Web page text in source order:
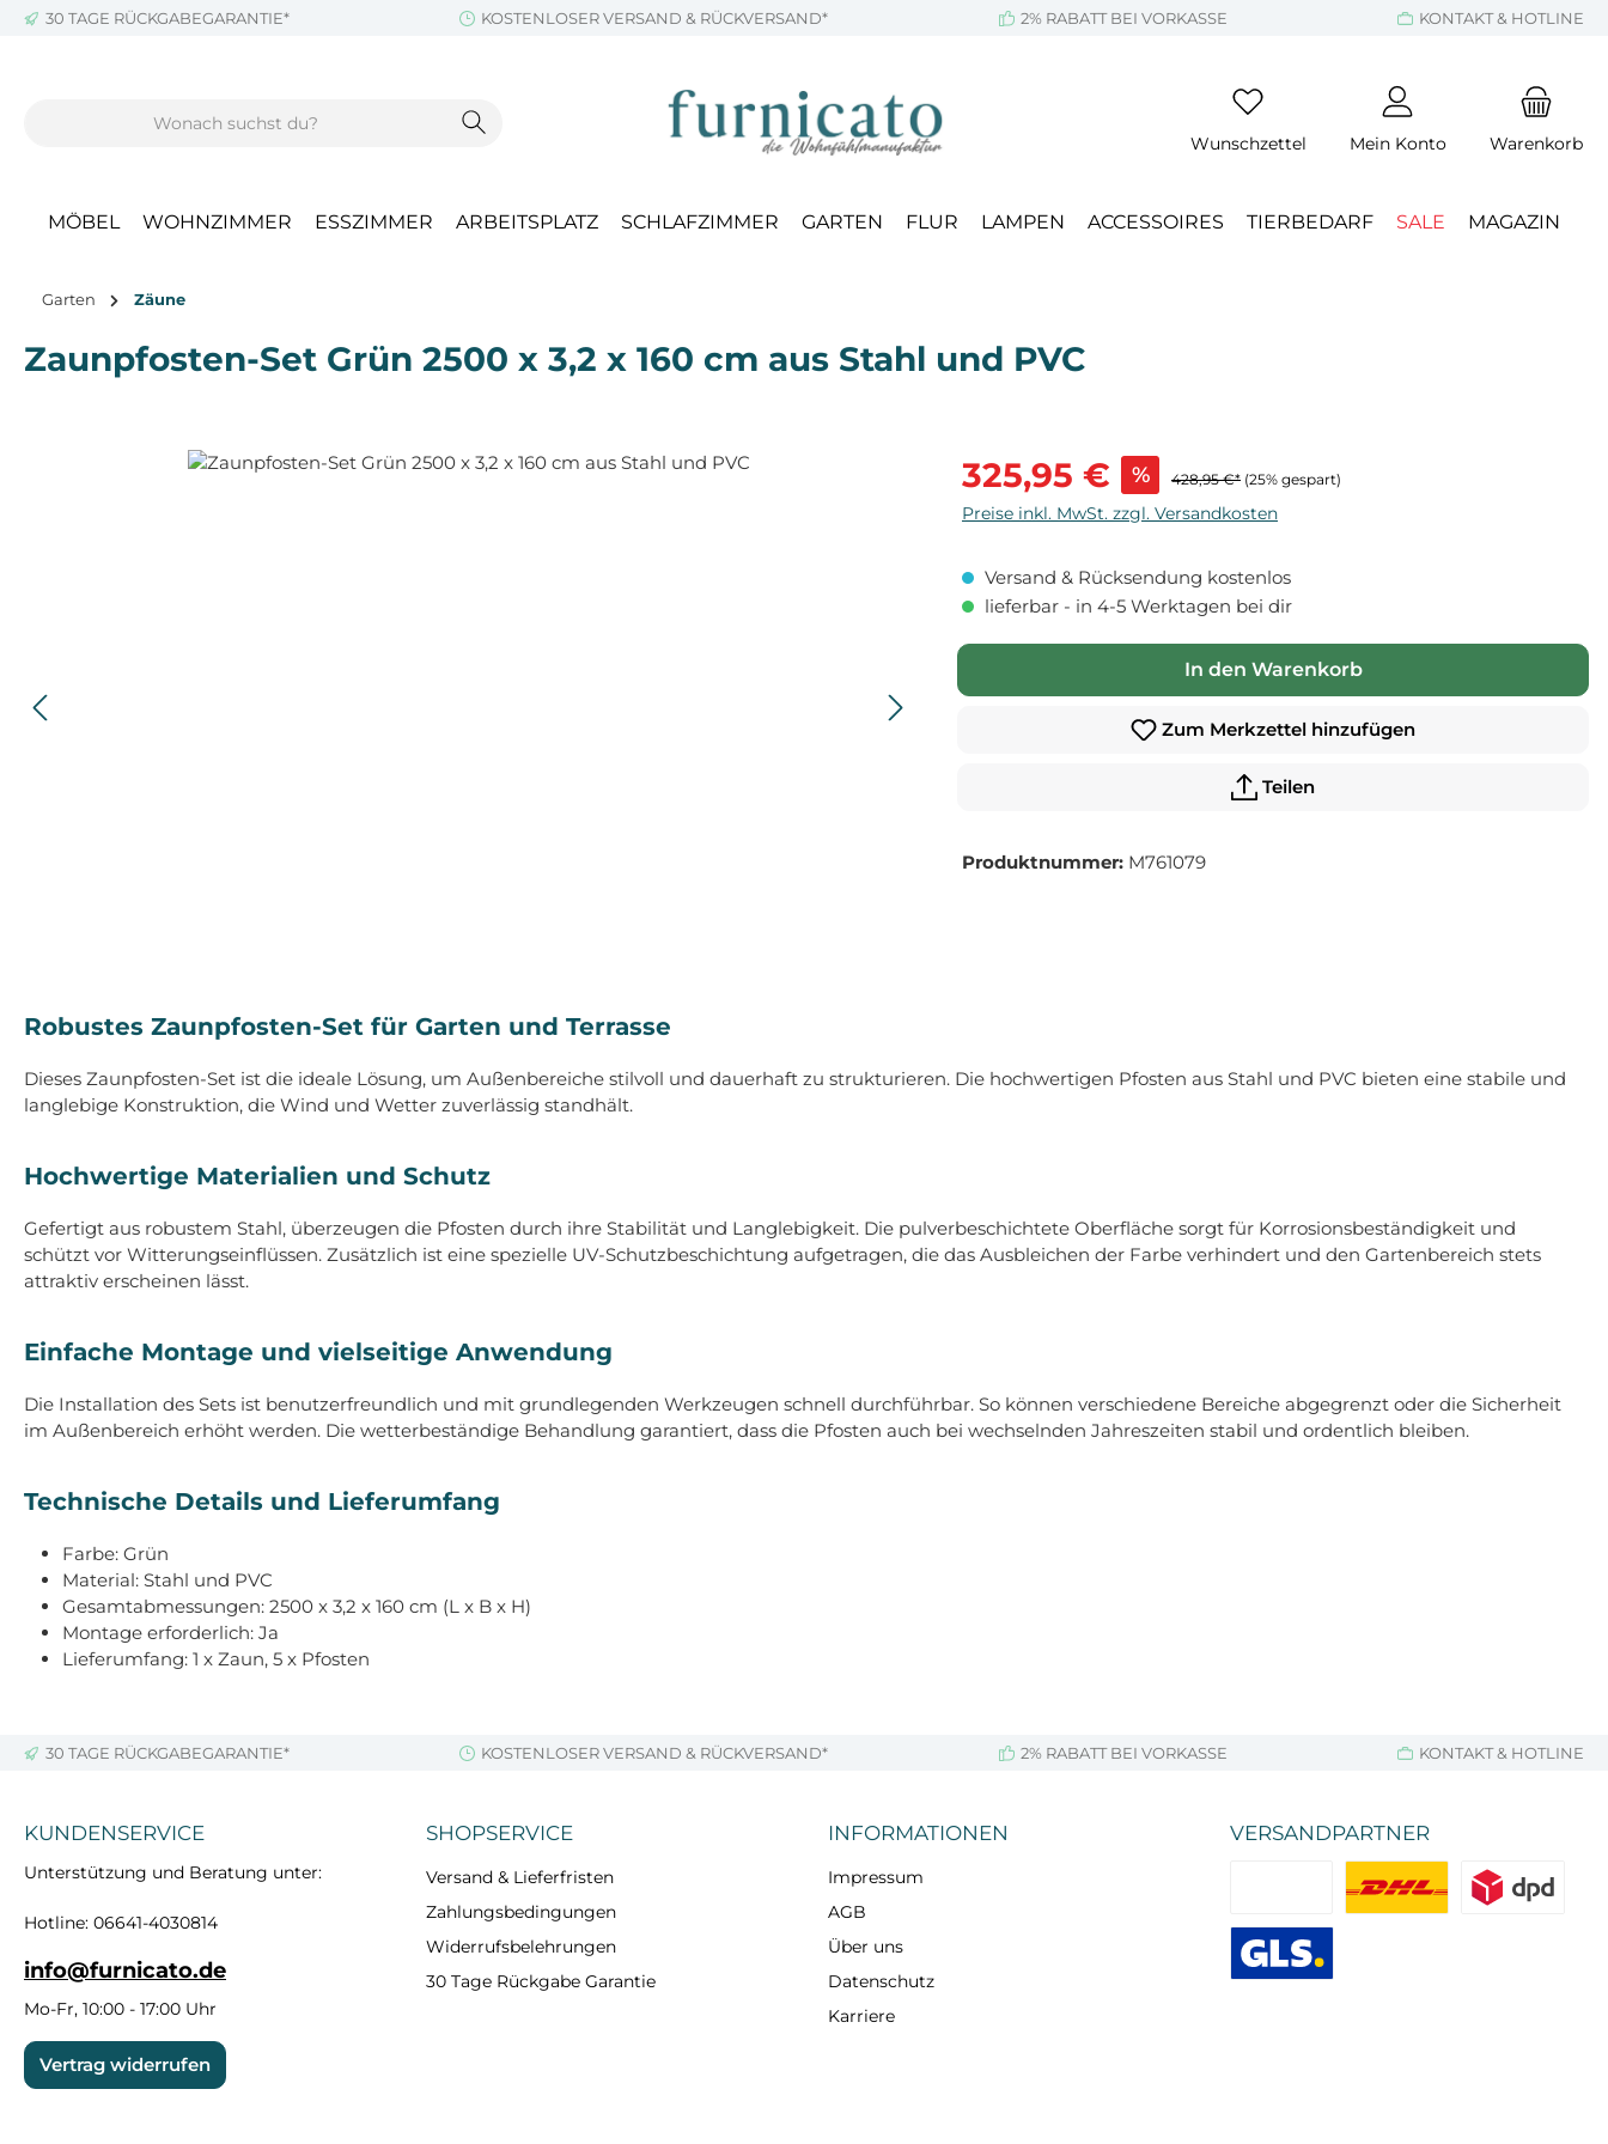
Hauptinhalt springen
Zur Suche springen
Zur Hauptnavigation springen
30 TAGE RÜCKGABEGARANTIE* KOSTENLOSER VERSAND & RÜCKVERSAND* 2% RABATT BEI VORKASSE KONTAKT & HOTLINE
Wunschzettel Mein Konto Warenkorb
MÖBEL WOHNZIMMER ESSZIMMER ARBEITSPLATZ SCHLAFZIMMER GARTEN FLUR LAMPEN ACCESSOIRES TIERBEDARF SALE MAGAZIN
Garten Zäune
Zaunpfosten-Set Grün 2500 x 3,2 x 160 cm aus Stahl und PVC
Bildergalerie überspringen Verkaufspreis:
325,95 € % 428,95 €* (25% gespart)
Preise inkl. MwSt. zzgl. Versandkosten
Versand & Rücksendung kostenlos
lieferbar - in 4-5 Werktagen bei dir
In den Warenkorb
Zum Merkzettel hinzufügen
Teilen
Produktnummer: M761079
Robustes Zaunpfosten-Set für Garten und Terrasse
Dieses Zaunpfosten-Set ist die ideale Lösung, um Außenbereiche stilvoll und dauerhaft zu strukturieren. Die hochwertigen Pfosten aus Stahl und PVC bieten eine stabile und
langlebige Konstruktion, die Wind und Wetter zuverlässig standhält.
Hochwertige Materialien und Schutz
Gefertigt aus robustem Stahl, überzeugen die Pfosten durch ihre Stabilität und Langlebigkeit. Die pulverbeschichtete Oberfläche sorgt für Korrosionsbeständigkeit und
schützt vor Witterungseinflüssen. Zusätzlich ist eine spezielle UV-Schutzbeschichtung aufgetragen, die das Ausbleichen der Farbe verhindert und den Gartenbereich stets
attraktiv erscheinen lässt.
Einfache Montage und vielseitige Anwendung
Die Installation des Sets ist benutzerfreundlich und mit grundlegenden Werkzeugen schnell durchführbar. So können verschiedene Bereiche abgegrenzt oder die Sicherheit
im Außenbereich erhöht werden. Die wetterbeständige Behandlung garantiert, dass die Pfosten auch bei wechselnden Jahreszeiten stabil und ordentlich bleiben.
Technische Details und Lieferumfang
Farbe: Grün
Material: Stahl und PVC
Gesamtabmessungen: 2500 x 3,2 x 160 cm (L x B x H)
Montage erforderlich: Ja
Lieferumfang: 1 x Zaun, 5 x Pfosten
30 TAGE RÜCKGABEGARANTIE* KOSTENLOSER VERSAND & RÜCKVERSAND* 2% RABATT BEI VORKASSE KONTAKT & HOTLINE
KUNDENSERVICE
Unterstützung und Beratung unter:
Hotline: 06641-4030814
info@furnicato.de
Mo-Fr, 10:00 - 17:00 Uhr
Vertrag widerrufen
SHOPSERVICE
Versand & Lieferfristen
Zahlungsbedingungen
Widerrufsbelehrungen
30 Tage Rückgabe Garantie
INFORMATIONEN
Impressum
AGB
Über uns
Datenschutz
Karriere
VERSANDPARTNER
Standard